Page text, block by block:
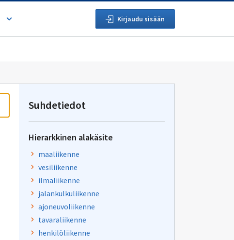
Kirjaudu sisään
Suhdetiedot
Hierarkkinen alakäsite
maaliikenne
vesiliikenne
ilmaliikenne
jalankulkuliikenne
ajoneuvoliikenne
tavaraliikenne
henkilöliikenne